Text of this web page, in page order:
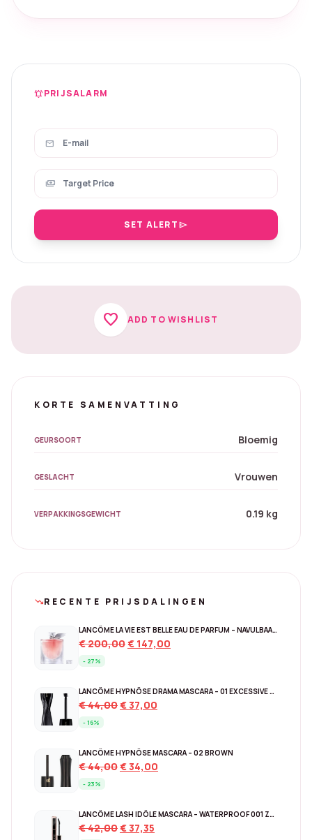
notifications_activePRIJSALARM
mail
payments
SET ALERTsend
favorite ADD TO WISHLIST
KORTE SAMENVATTING
GEURSOORT Bloemig
GESLACHT Vrouwen
VERPAKKINGSGEWICHT 0.19 kg
trending_downRECENTE PRIJSDALINGEN
LANCÔME LA VIE EST BELLE EAU DE PARFUM – NAVULBAAR 150 ML
€200,00Original
€ 200,00.
€ 147,00
- 27%
LANCÔME HYPNÔSE DRAMA MASCARA – 01 EXCESSIVE BLACK
€44,00Original
€ 44,00.
€37,00
- 16%
LANCÔME HYPNÔSE MASCARA – 02 BROWN
€44,00Original
€ 44,00.
€34,00
- 23%
LANCÔME LASH IDÔLE MASCARA – WATERPROOF 001 ZWART
€42,00Original
€37,35